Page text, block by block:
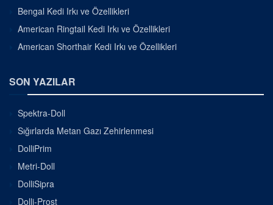
Bengal Kedi Irkı ve Özellikleri
American Ringtail Kedi Irkı ve Özellikleri
American Shorthair Kedi Irkı ve Özellikleri
SON YAZILAR
Spektra-Doll
Sığırlarda Metan Gazı Zehirlenmesi
DolliPrim
Metri-Doll
DolliSipra
Dolli-Prost